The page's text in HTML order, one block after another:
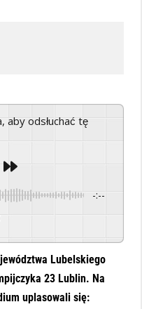
-:--
Lubelskiego
23 Lublin. Na
uplasowali się: